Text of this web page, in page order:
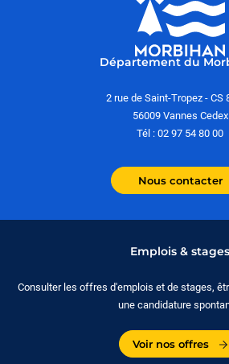
Département du
2 rue de Saint-Tropez - CS
56009 Vannes Cedex
Tél : 02 97 54 80 00
Nous contacter
Emplois & stages
Consulter les offres d'emplois et de stages,
une candidature
Voir nos offres